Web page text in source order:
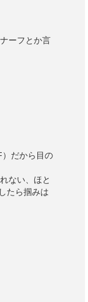
ーフとか言
だから目の
ない、ほと
たら掴みは